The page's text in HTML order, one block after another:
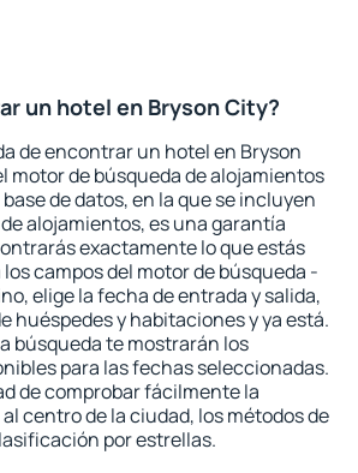
un hotel en Bryson City?
de encontrar un hotel en Bryson
motor de búsqueda de alojamientos
de datos, en la que se incluyen
alojamientos, es una garantía
exactamente lo que estás
campos del motor de búsqueda -
elige la fecha de entrada y salida,
huéspedes y habitaciones y ya está.
búsqueda te mostrarán los
para las fechas seleccionadas.
de comprobar fácilmente la
centro de la ciudad, los métodos de
por estrellas.